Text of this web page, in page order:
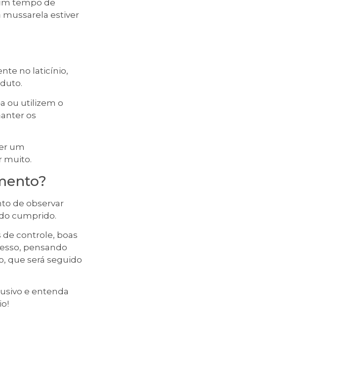
tempo de
estiver
no laticínio,
ou utilizem o
os
um
muito.
de observar
cumprido.
controle, boas
pensando
que será seguido
e entenda